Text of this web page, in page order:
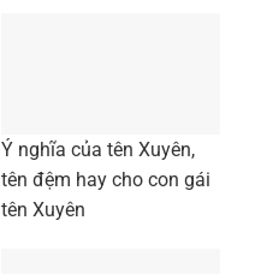
Ý nghĩa của tên Xuyên,
tên đệm hay cho con gái
tên Xuyên